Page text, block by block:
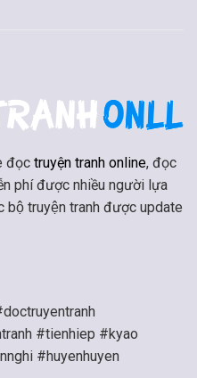
đọc truyện tranh online, đọc
phí được nhiều người lựa
bộ truyện tranh được update
#tienhiep #kyao
#huyenhuyen